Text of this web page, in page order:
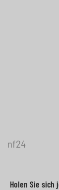
nf24
Holen Sie sich